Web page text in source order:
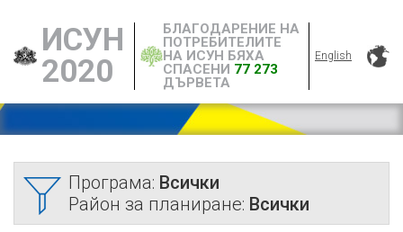
ИСУН
2020
БЛАГОДАРЕНИЕ НА
ПОТРЕБИТЕЛИТЕ
НА ИСУН БЯХА
СПАСЕНИ 77 273
ДЪРВЕТА
English
Програма: Всички
Район за планиране: Всички